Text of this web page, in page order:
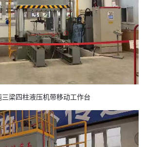
三梁四柱液压机带移动工作台